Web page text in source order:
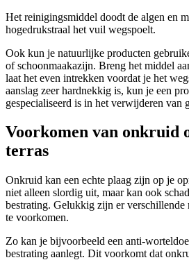
Het reinigingsmiddel doodt de algen en
hogedrukstraal het vuil wegspoelt.
Ook kun je natuurlijke producten
of schoonmaakazijn. Breng het middel
laat het even intrekken voordat je het
aanslag zeer hardnekkig is, kun je een
gespecialiseerd is in het verwijderen van
Voorkomen van onkruid
terras
Onkruid kan een echte plaag zijn op je
niet alleen slordig uit, maar kan ook
bestrating. Gelukkig zijn er verschillende
te voorkomen.
Zo kan je bijvoorbeeld een anti-
bestrating aanlegt. Dit voorkomt dat